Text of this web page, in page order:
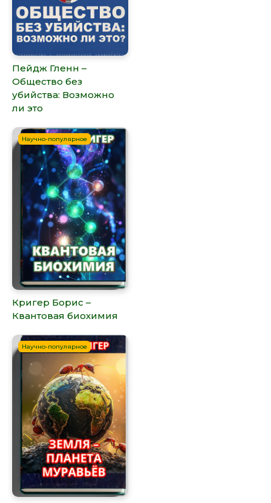
Пейдж Гленн –
Общество без
убийства: Возможно
ли это
Научно-популярное
Кригер Борис –
Квантовая биохимия
Научно-популярное